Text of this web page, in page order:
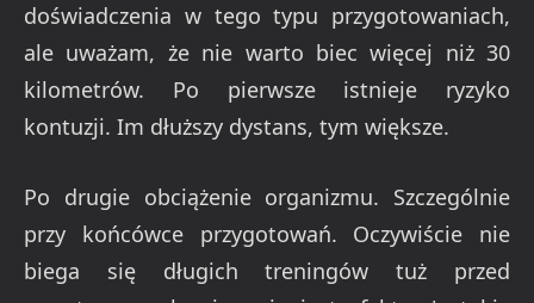
doświadczenia w tego typu przygotowaniach,
ale uważam, że nie warto biec więcej niż 30
kilometrów. Po pierwsze istnieje ryzyko
kontuzji. Im dłuższy dystans, tym większe.
Po drugie obciążenie organizmu. Szczególnie
przy końcówce przygotowań. Oczywiście nie
biega się długich treningów tuż przed